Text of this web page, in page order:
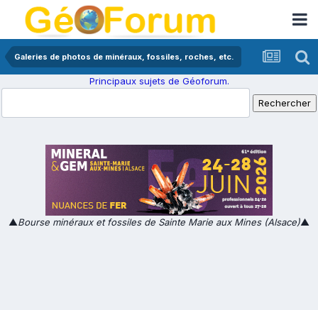
Galeries de photos de minéraux, fossiles, roches, etc.
Principaux sujets de Géoforum.
▲Bourse minéraux et fossiles de Sainte Marie aux Mines (Alsace)▲